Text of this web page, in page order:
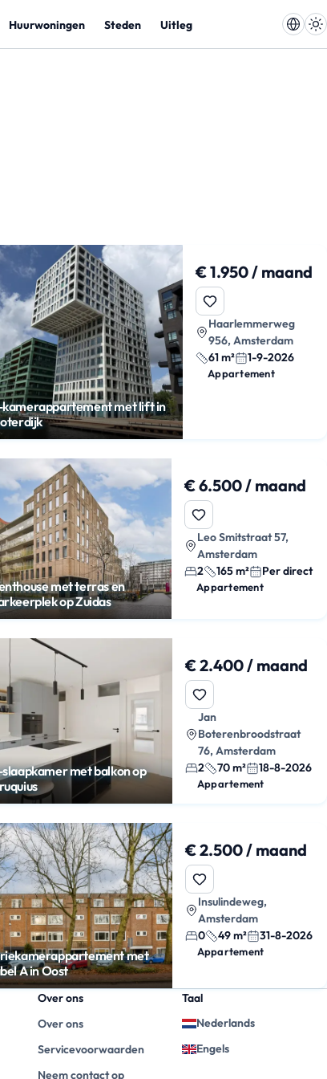
Huurwoningen Steden Uitleg
met lift in
€ 1.950 / maand
Haarlemmerweg
956, Amsterdam
61 m²
1-9-2026
Appartement
met terras en
op Zuidas
€ 6.500 / maand
Leo Smitstraat 57,
Amsterdam
2
165 m² Per direct
Appartement
met balkon op
€ 2.400 / maand
Jan
Boterenbroodstraat
76, Amsterdam
2
70 m² 18-8-2026
Appartement
met
A in Oost
€ 2.500 / maand
Insulindeweg,
Amsterdam
0
49 m² 31-8-2026
Appartement
Over ons
Over ons
Servicevoorwaarden
Neem contact op
Taal
Nederlands
Engels